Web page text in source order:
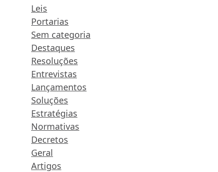
Leis
Portarias
Sem categoria
Destaques
Resoluções
Entrevistas
Lançamentos
Soluções
Estratégias
Normativas
Decretos
Geral
Artigos